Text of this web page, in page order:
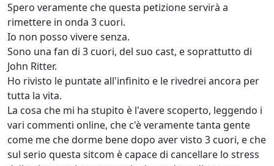
Spero veramente che questa petizione servirà a
rimettere in onda 3 cuori.
Io non posso vivere senza.
Sono una fan di 3 cuori, del suo cast, e soprattutto di
John Ritter.
Ho rivisto le puntate all'infinito e le rivedrei ancora per
tutta la vita.
La cosa che mi ha stupito è l'avere scoperto, leggendo i
vari commenti online, che c'è veramente tanta gente
come me che dorme bene dopo aver visto 3 cuori, e che
sul serio questa sitcom è capace di cancellare lo stress